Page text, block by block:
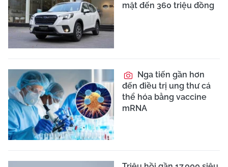
mặt đến 360 triệu đồng
Nga tiến gần hơn
đến điều trị ung thư cá
thể hóa bằng vaccine
mRNA